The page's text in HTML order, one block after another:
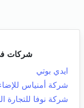
شركات
ايدي بوتي
شركة أمنياس
شركة نوفا للتجارة